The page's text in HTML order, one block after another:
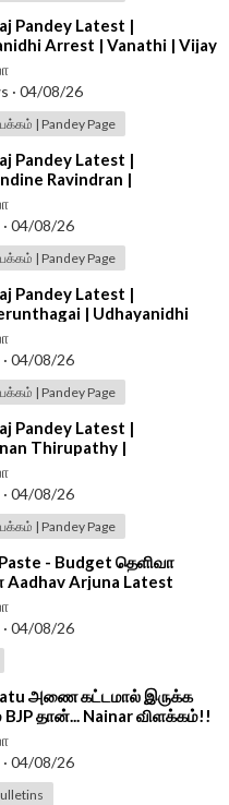
Pandey Latest |
Arrest | Vanathi | Vijay
TVK | DMK
· 04/08/26
| Pandey Page
Pandey Latest |
Ravindran |
Arrest | Vijay | Trisha |
· 04/08/26
| Pandey Page
Pandey Latest |
| Udhayanidhi
| Trisha | DMK | TVK |
· 04/08/26
| Pandey Page
Pandey Latest |
Thirupathy |
Arrest | Vijay | Trisha |
· 04/08/26
| Pandey Page
- Budget தெளிவா
Arjuna Latest
TVK
· 04/08/26
அணை கட்டமால் இருக்க
தான்... Nainar விளக்கம்!!
| DK Shivakumar
· 04/08/26